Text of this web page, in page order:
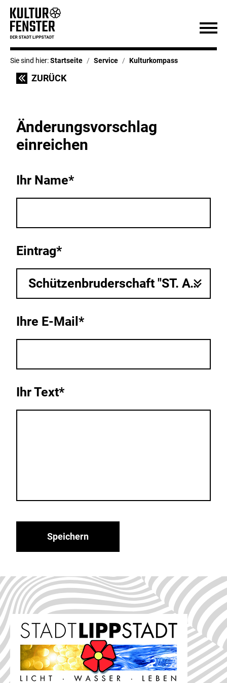
Sie sind hier:Startseite Service Kulturkompass
ZURÜCK
Änderungsvorschlag
einreichen
Ihr Name*
Eintrag*
Schützenbruderschaft "ST. Antonius" Eickelborn e. V.
Ihre E-Mail*
Ihr Text*